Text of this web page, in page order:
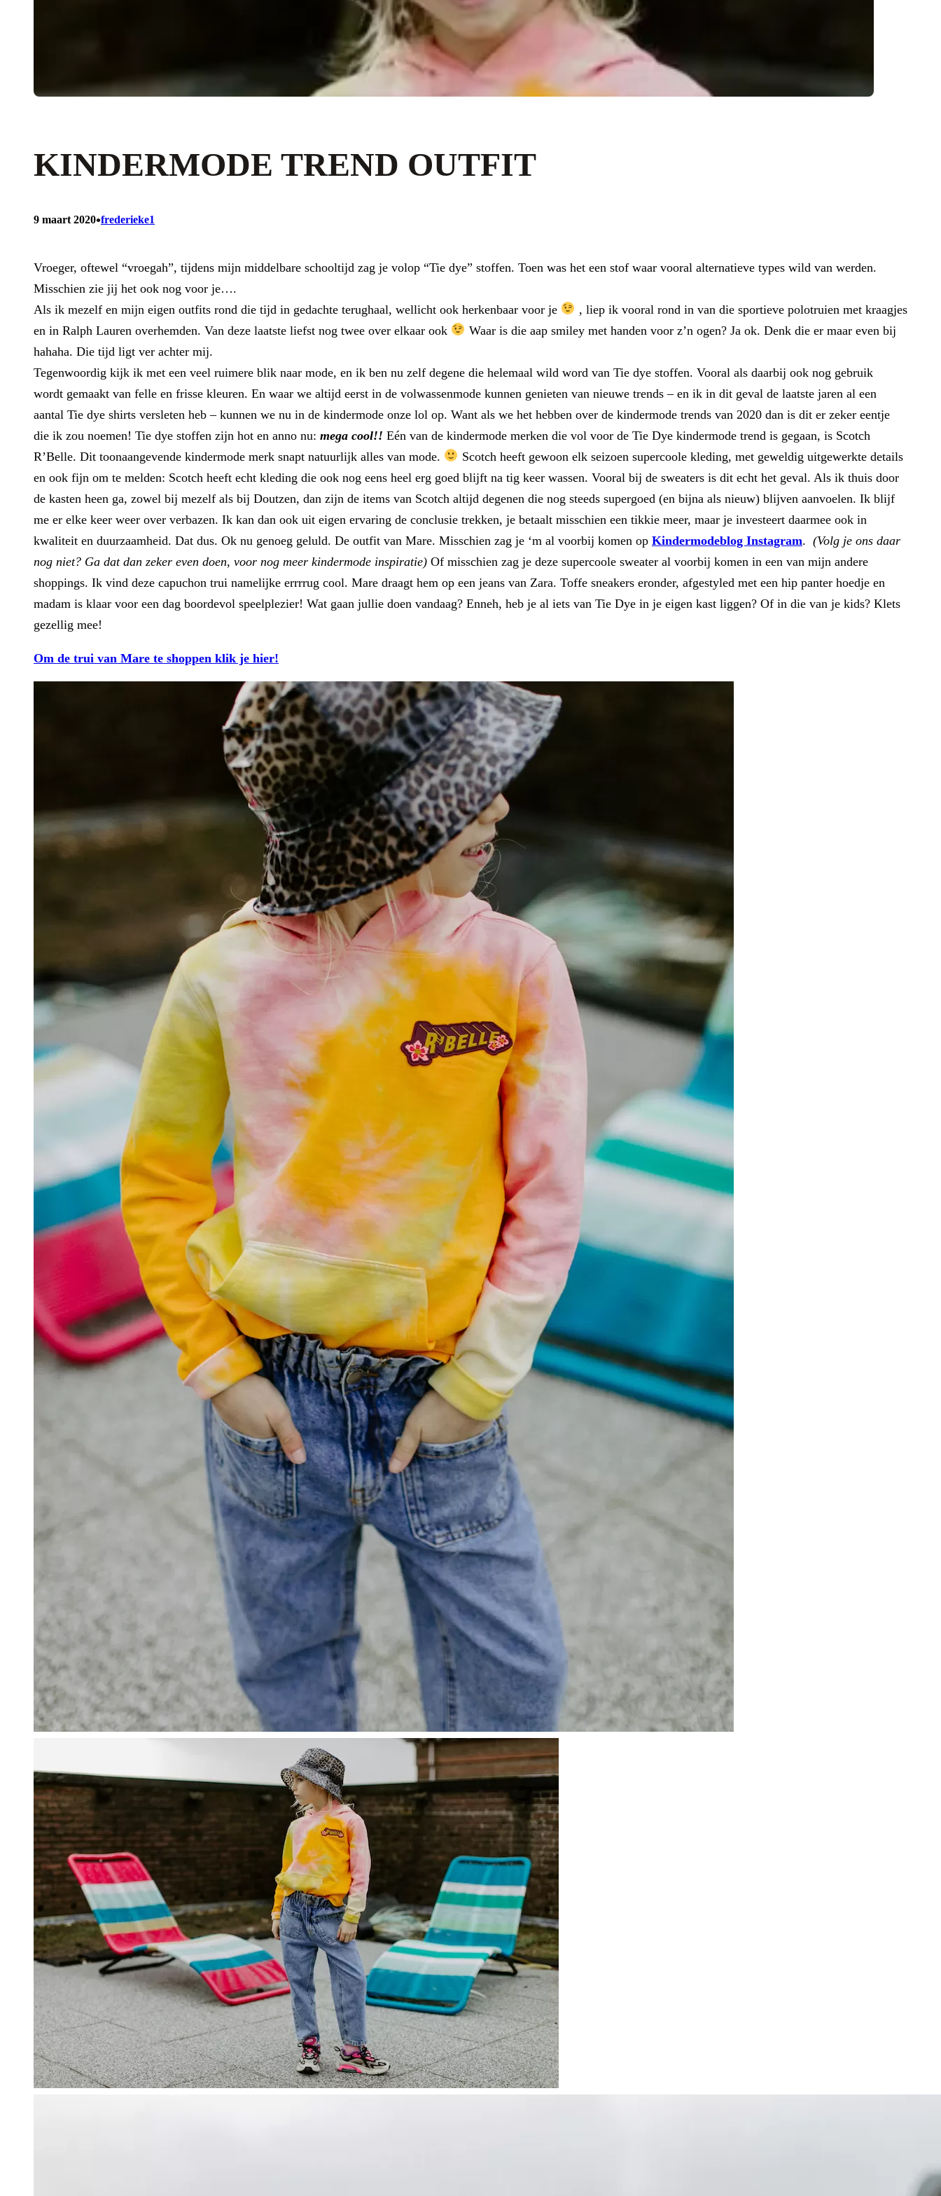
KINDERMODE TREND OUTFIT
9 maart 2020•frederieke1
Vroeger, oftewel “vroegah”, tijdens mijn middelbare schooltijd zag je volop “Tie dye” stoffen. Toen was het een stof waar vooral alternatieve types wild van werden.
Misschien zie jij het ook nog voor je….
Als ik mezelf en mijn eigen outfits rond die tijd in gedachte terughaal, wellicht ook herkenbaar voor je
, liep ik vooral rond in van die sportieve polotruien met kraagjes
en in Ralph Lauren overhemden. Van deze laatste liefst nog twee over elkaar ook
Waar is die aap smiley met handen voor z’n ogen? Ja ok. Denk die er maar even bij
hahaha. Die tijd ligt ver achter mij.
Tegenwoordig kijk ik met een veel ruimere blik naar mode, en ik ben nu zelf degene die helemaal wild word van Tie dye stoffen. Vooral als daarbij ook nog gebruik
wordt gemaakt van felle en frisse kleuren. En waar we altijd eerst in de volwassenmode kunnen genieten van nieuwe trends – en ik in dit geval de laatste jaren al een
aantal Tie dye shirts versleten heb – kunnen we nu in de kindermode onze lol op. Want als we het hebben over de kindermode trends van 2020 dan is dit er zeker eentje
die ik zou noemen! Tie dye stoffen zijn hot en anno nu: mega cool!! Eén van de kindermode merken die vol voor de Tie Dye kindermode trend is gegaan, is Scotch
R’Belle. Dit toonaangevende kindermode merk snapt natuurlijk alles van mode.
Scotch heeft gewoon elk seizoen supercoole kleding, met geweldig uitgewerkte details
en ook fijn om te melden: Scotch heeft echt kleding die ook nog eens heel erg goed blijft na tig keer wassen. Vooral bij de sweaters is dit echt het geval. Als ik thuis door
de kasten heen ga, zowel bij mezelf als bij Doutzen, dan zijn de items van Scotch altijd degenen die nog steeds supergoed (en bijna als nieuw) blijven aanvoelen. Ik blijf
me er elke keer weer over verbazen. Ik kan dan ook uit eigen ervaring de conclusie trekken, je betaalt misschien een tikkie meer, maar je investeert daarmee ook in
kwaliteit en duurzaamheid. Dat dus. Ok nu genoeg geluld. De outfit van Mare. Misschien zag je ‘m al voorbij komen op Kindermodeblog Instagram. (Volg je ons daar
nog niet? Ga dat dan zeker even doen, voor nog meer kindermode inspiratie) Of misschien zag je deze supercoole sweater al voorbij komen in een van mijn andere
shoppings. Ik vind deze capuchon trui namelijke errrrug cool. Mare draagt hem op een jeans van Zara. Toffe sneakers eronder, afgestyled met een hip panter hoedje en
madam is klaar voor een dag boordevol speelplezier! Wat gaan jullie doen vandaag? Enneh, heb je al iets van Tie Dye in je eigen kast liggen? Of in die van je kids? Klets
gezellig mee!
Om de trui van Mare te shoppen klik je hier!